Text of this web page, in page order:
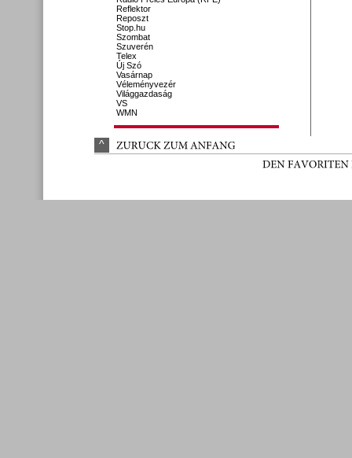
Reflektor
Reposzt
Stop.hu
Szombat
Szuverén
Telex
Új Szó
Vasárnap
Véleményvezér
Világgazdaság
VS
WMN
^ ZURÜCK ZUM ANFANG
DEN FAVORITEN